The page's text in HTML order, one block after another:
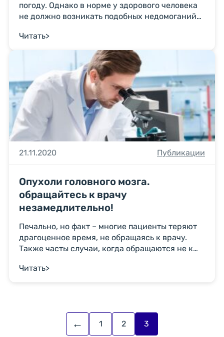
погоду. Однако в норме у здорового человека
не должно возникать подобных недомоганий
распознать патологию, которая маскируется
под тепловой удар. Возьмем, например,
доброкачественные опухоли, которые растут
годами. У организма есть компенсаторные
реакции, которые помогают мозгу нормально
работать, но лишь до определенного момента.
То […]
Читать>
21.11.2020 Публикации
опухоли головного мозга.
обращайтесь к врачу
незамедлительно!
Печально, но факт – многие пациенты теряют
драгоценное время, не обращаясь к врачу.
Также часты случаи, когда обращаются не к
направлению к узкопрофильному специалисту.
подозревает об их существовании успевают
Читать>
← 1 2 3